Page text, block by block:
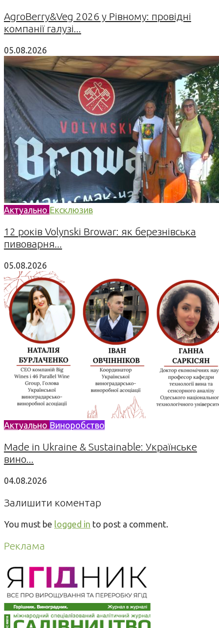
AgroBerry&Veg 2026 у Рівному: провідні
компанії галузі...
05.08.2026
Актуально Ексклюзив
12 років Volynski Browar: як березнівська
пивоварня...
05.08.2026
Актуально Виноробство
Made in Ukraine & Sustainable: Українське
вино...
04.08.2026
Залишити коментар
You must be logged in to post a comment.
Реклама